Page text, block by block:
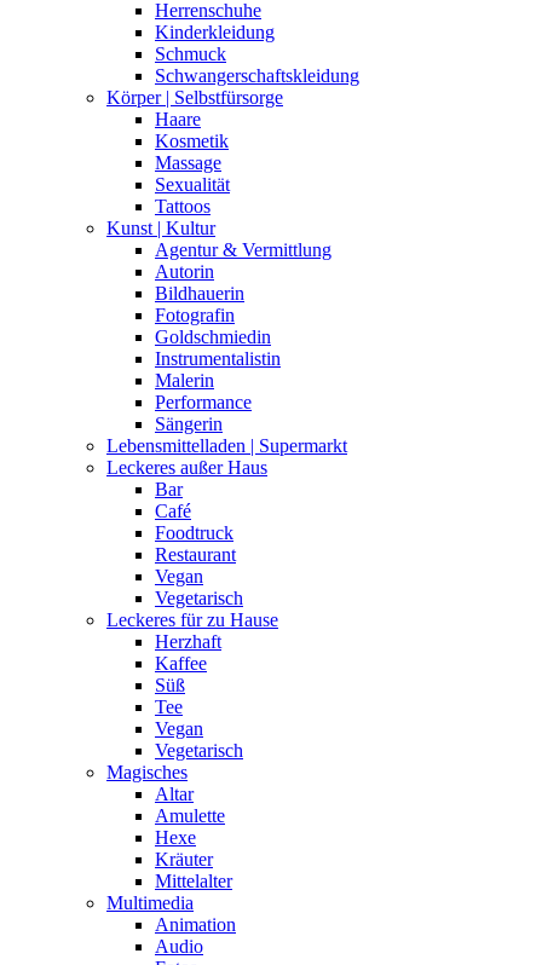
Herrenschuhe
Kinderkleidung
Schmuck
Schwangerschaftskleidung
Körper | Selbstfürsorge
Haare
Kosmetik
Massage
Sexualität
Tattoos
Kunst | Kultur
Agentur & Vermittlung
Autorin
Bildhauerin
Fotografin
Goldschmiedin
Instrumentalistin
Malerin
Performance
Sängerin
Lebensmittelladen | Supermarkt
Leckeres außer Haus
Bar
Café
Foodtruck
Restaurant
Vegan
Vegetarisch
Leckeres für zu Hause
Herzhaft
Kaffee
Süß
Tee
Vegan
Vegetarisch
Magisches
Altar
Amulette
Hexe
Kräuter
Mittelalter
Multimedia
Animation
Audio